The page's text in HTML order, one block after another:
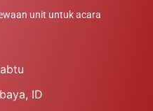
unit untuk acara
ID